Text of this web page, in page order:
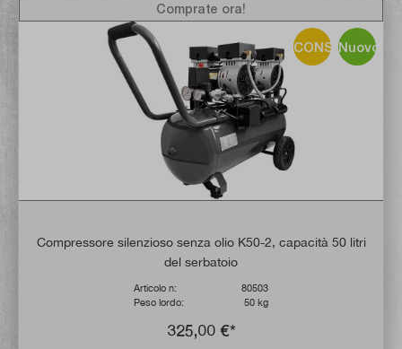
CONSIGLIO!
Nuovo
Compressore silenzioso senza olio K50-2, capacità 50 litri
del serbatoio
Articolo n:
80503
Peso lordo:
50 kg
325,00 €*
Comprate ora!